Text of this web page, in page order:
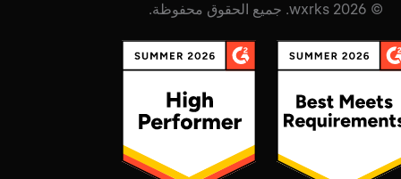
© 2026 wxrks. جميع الحقوق محفوظة.